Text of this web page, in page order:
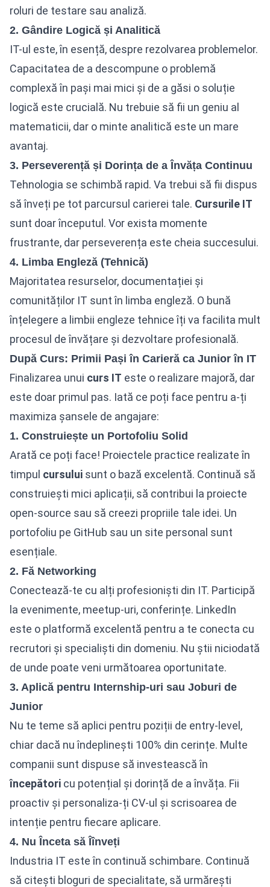
roluri de testare sau analiză.
2. Gândire Logică și Analitică
IT-ul este, în esență, despre rezolvarea problemelor.
Capacitatea de a descompune o problemă
complexă în pași mai mici și de a găsi o soluție
logică este crucială. Nu trebuie să fii un geniu al
matematicii, dar o minte analitică este un mare
avantaj.
3. Perseverență și Dorința de a Învăța Continuu
Tehnologia se schimbă rapid. Va trebui să fii dispus
să înveți pe tot parcursul carierei tale. Cursurile IT
sunt doar începutul. Vor exista momente
frustrante, dar perseverența este cheia succesului.
4. Limba Engleză (Tehnică)
Majoritatea resurselor, documentației și
comunităților IT sunt în limba engleză. O bună
înțelegere a limbii engleze tehnice îți va facilita mult
procesul de învățare și dezvoltare profesională.
După Curs: Primii Pași în Carieră ca Junior în IT
Finalizarea unui curs IT este o realizare majoră, dar
este doar primul pas. Iată ce poți face pentru a-ți
maximiza șansele de angajare:
1. Construiește un Portofoliu Solid
Arată ce poți face! Proiectele practice realizate în
timpul cursului sunt o bază excelentă. Continuă să
construiești mici aplicații, să contribui la proiecte
open-source sau să creezi propriile tale idei. Un
portofoliu pe GitHub sau un site personal sunt
esențiale.
2. Fă Networking
Conectează-te cu alți profesioniști din IT. Participă
la evenimente, meetup-uri, conferințe. LinkedIn
este o platformă excelentă pentru a te conecta cu
recrutori și specialiști din domeniu. Nu știi niciodată
de unde poate veni următoarea oportunitate.
3. Aplică pentru Internship-uri sau Joburi de
Junior
Nu te teme să aplici pentru poziții de entry-level,
chiar dacă nu îndeplinești 100% din cerințe. Multe
companii sunt dispuse să investească în
începători cu potențial și dorință de a învăța. Fii
proactiv și personaliza-ți CV-ul și scrisoarea de
intenție pentru fiecare aplicare.
4. Nu Înceta să Îînveți
Industria IT este în continuă schimbare. Continuă
să citești bloguri de specialitate, să urmărești